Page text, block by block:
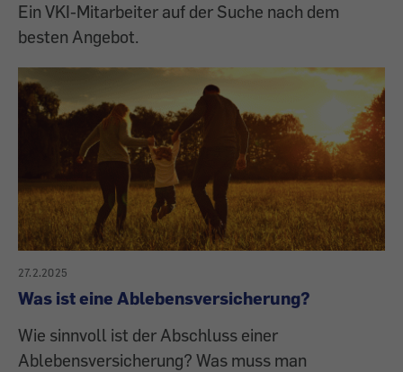
Ein VKI-Mitarbeiter auf der Suche nach dem
besten Angebot.
27.2.2025
Was ist eine Ablebensversicherung?
Wie sinnvoll ist der Abschluss einer
Ablebensversicherung? Was muss man